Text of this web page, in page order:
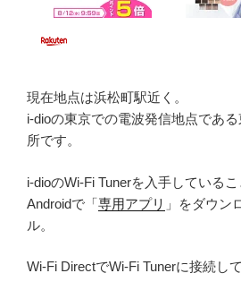
現在地点は浜松町駅近く。
i-dioの東京での電波発信地点であ
所です。
i-dioのWi-Fi Tunerを入手しているこ
Androidで「専用アプリ 」をダウン
ル。
Wi-Fi DirectでWi-Fi Tunerに接続して